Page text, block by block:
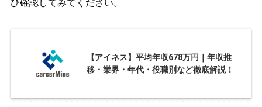
ひ確認してみてください。
【アイネス】平均年収678万円｜年収推
移・業界・年代・役職別など徹底解説！